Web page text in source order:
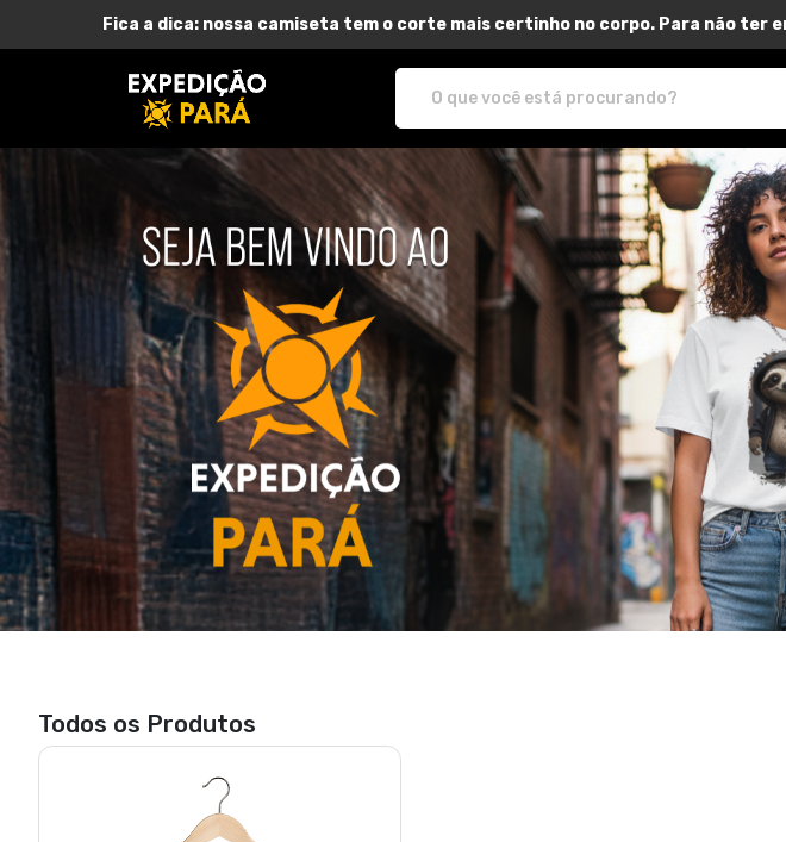
Fica a dica: nossa camiseta tem o corte mais certinho no corpo. Para não ter
Expedição Pará - Camisetas e produtos personalizados
Todos os Produtos